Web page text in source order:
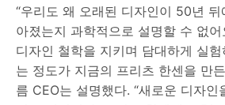
“우리도 왜 오래된 디자인이 50년
아졌는지 과학적으로 설명할 수 없
디자인 철학을 지키며 담대하게 실
는 정도가 지금의 프리츠 한센을 만
름 CEO는 설명했다. “새로운 디자인